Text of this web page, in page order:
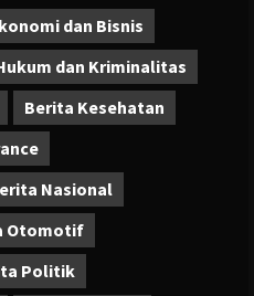
dan Bisnis
dan Kriminalitas
Berita Kesehatan
Nasional
Otomotif
Politik